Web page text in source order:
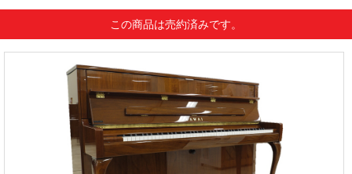
この商品は売約済みです。